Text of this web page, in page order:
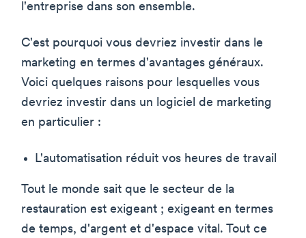
l'entreprise dans son ensemble.
C'est pourquoi vous devriez investir dans le
marketing en termes d'avantages généraux.
Voici quelques raisons pour lesquelles vous
devriez investir dans un logiciel de marketing
en particulier :
L'automatisation réduit vos heures de travail
Tout le monde sait que le secteur de la
restauration est exigeant ; exigeant en termes
de temps, d'argent et d'espace vital. Tout ce